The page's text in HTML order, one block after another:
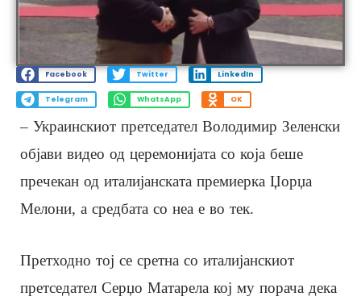
Facebook Twitter LinkedIn
Telegram WhatsApp OK
– Украинскиот претседател Володимир Зеленски
објави видео од церемонијата со која беше
пречекан од италијанската премиерка Џорџа
Мелони, а средбата со неа е во тек.
Претходно тој се сретна со италијанскиот
претседател Серџо Матарела кој му порача дека